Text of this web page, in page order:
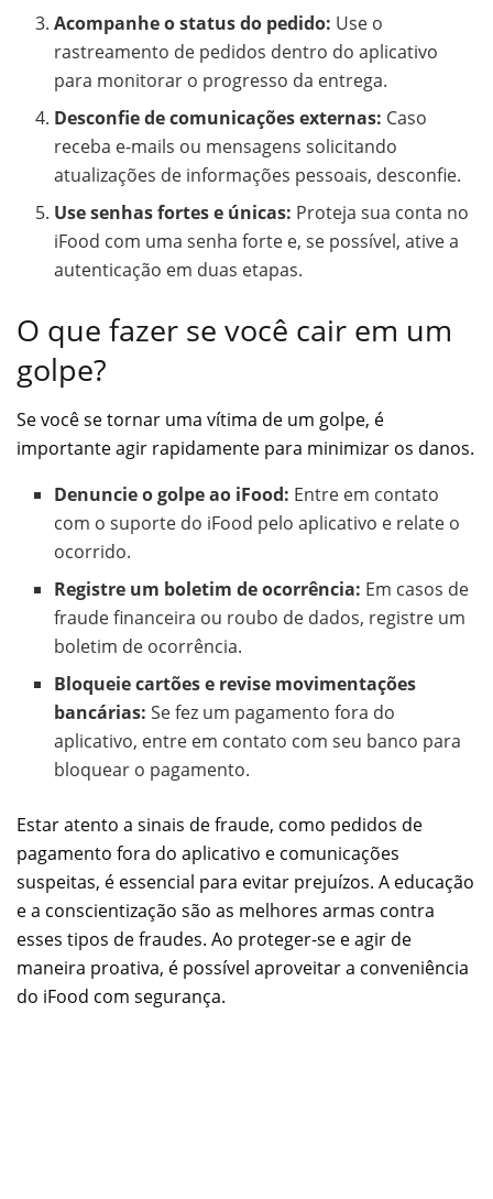
Acompanhe o status do pedido: Use o
rastreamento de pedidos dentro do aplicativo
para monitorar o progresso da entrega.
Desconfie de comunicações externas: Caso
receba e-mails ou mensagens solicitando
atualizações de informações pessoais, desconfie.
Use senhas fortes e únicas: Proteja sua conta no
iFood com uma senha forte e, se possível, ative a
autenticação em duas etapas.
O que fazer se você cair em um
golpe?
Se você se tornar uma vítima de um golpe, é
importante agir rapidamente para minimizar os danos.
Denuncie o golpe ao iFood: Entre em contato
com o suporte do iFood pelo aplicativo e relate o
ocorrido.
Registre um boletim de ocorrência: Em casos de
fraude financeira ou roubo de dados, registre um
boletim de ocorrência.
Bloqueie cartões e revise movimentações
bancárias: Se fez um pagamento fora do
aplicativo, entre em contato com seu banco para
bloquear o pagamento.
Estar atento a sinais de fraude, como pedidos de
pagamento fora do aplicativo e comunicações
suspeitas, é essencial para evitar prejuízos. A educação
e a conscientização são as melhores armas contra
esses tipos de fraudes. Ao proteger-se e agir de
maneira proativa, é possível aproveitar a conveniência
do iFood com segurança.